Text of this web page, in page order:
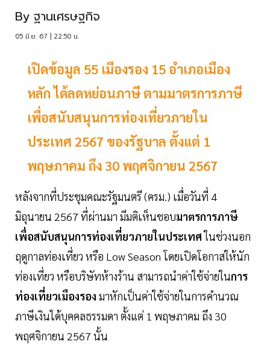
By ฐานเศรษฐกิจ
05 มิ.ย. 67 | 22:50 น.
เปิดข้อมูล 55 เมืองรอง 15 อำเภอเมือง
หลัก ได้ลดหย่อนภาษี ตามมาตรการภาษี
เพื่อสนับสนุนการท่องเที่ยวภายใน
ประเทศ 2567 ของรัฐบาล ตั้งแต่ 1
พฤษภาคม ถึง 30 พฤศจิกายน 2567
หลังจากที่ประชุมคณะรัฐมนตรี (ครม.) เมื่อวันที่ 4
มิถุนายน 2567 ที่ผ่านมา มีมติเห็นชอบมาตรการภาษี
เพื่อสนับสนุนการท่องเที่ยวภายในประเทศในช่วงนอก
ฤดูกาลท่องเที่ยว หรือ Low Season โดยเปิดโอกาสให้นัก
ท่องเที่ยว หรือบริษัทห้างร้าน สามารถนำค่าใช้จ่ายในการ
ท่องเที่ยวเมืองรอง มาหักเป็นค่าใช้จ่ายในการคำนวณ
ภาษีเงินได้บุคคลธรรมดา ตั้งแต่ 1 พฤษภาคม ถึง 30
พฤศจิกายน 2567 นั้น